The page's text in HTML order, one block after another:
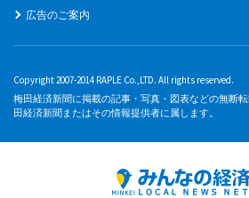
広告のご案内
Copyright 2007-2014 RAPLE Co.,LTD. All rights reserved.
梅田経済新聞に掲載の記事・写真・図表などの無断
田経済新聞またはその情報提供者に属します。